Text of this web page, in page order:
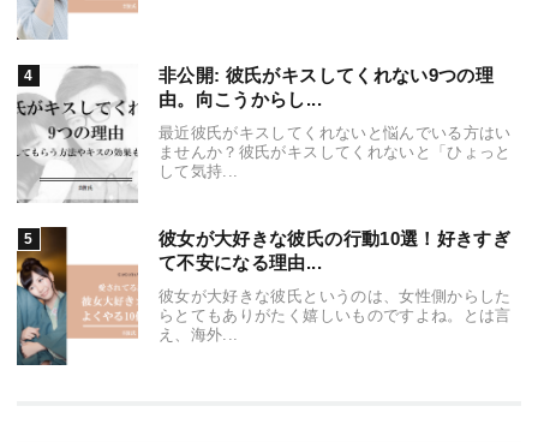
非公開: 彼氏がキスしてくれない9つの理
由。向こうからし...
最近彼氏がキスしてくれないと悩んでいる方はい
ませんか？彼氏がキスしてくれないと「ひょっと
して気持...
彼女が大好きな彼氏の行動10選！好きすぎ
て不安になる理由...
彼女が大好きな彼氏というのは、女性側からした
らとてもありがたく嬉しいものですよね。とは言
え、海外...